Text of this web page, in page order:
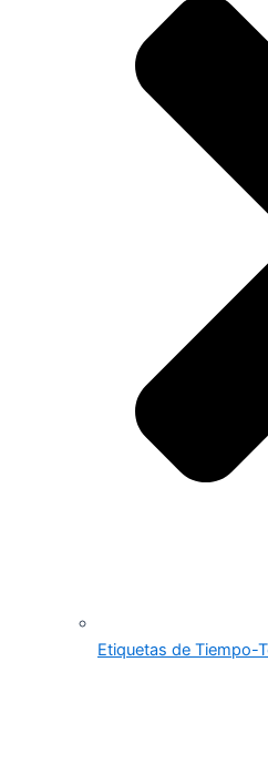
Etiquetas de Tiempo-